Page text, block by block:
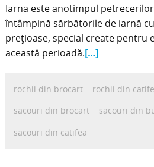
Iarna este anotimpul
întâmpină sărbătorile de iarnă
prețioase, special create pentru
această perioadă.[…]
rochii din brocart
rochii din
sacouri din brocart
sacouri din
sacouri din catifea